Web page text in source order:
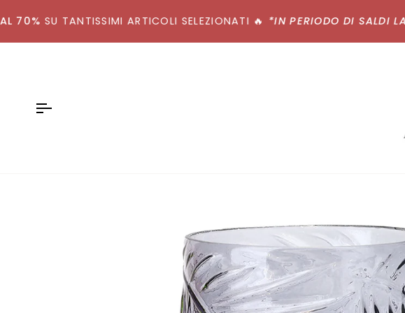
al
SU TANTISSIMI ARTICOLI SELEZIONATI🔥*IN PERIODO DI SALDI LA